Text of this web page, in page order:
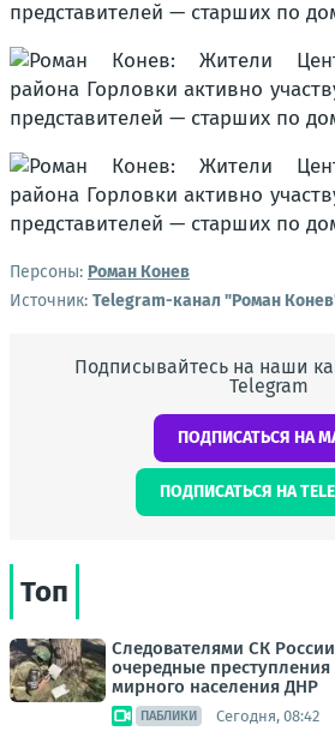
Персоны: Роман Конев
Источник: Telegram-канал "Роман
Подписывайтесь на наши
Telegram
ПОДПИСАТЬСЯ НА
ПОДПИСАТЬСЯ НА
Топ
Следователями СК
очередные
мирного населения ДНР
ПАБЛИКИ Сегодня, 08:42